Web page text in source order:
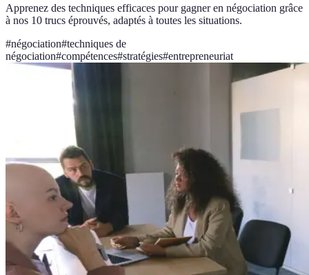
Apprenez des techniques efficaces pour gagner en négociation grâce
à nos 10 trucs éprouvés, adaptés à toutes les situations.
#négociation#techniques de
négociation#compétences#stratégies#entrepreneuriat